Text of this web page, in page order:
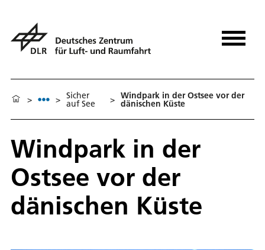
> > Sicher
auf See > Windpark in der Ostsee vor der
dänischen Küste
Windpark in der
Ostsee vor der
dänischen Küste